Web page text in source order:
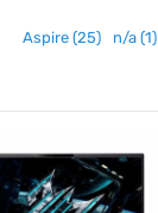
Aspire (25) n/a (1)